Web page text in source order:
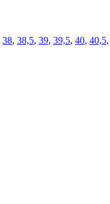
38, 38,5, 39, 39,5, 40, 40,5,